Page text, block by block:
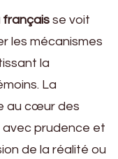
français se voit
les mécanismes
la
La
au cœur des
avec prudence et
de la réalité ou